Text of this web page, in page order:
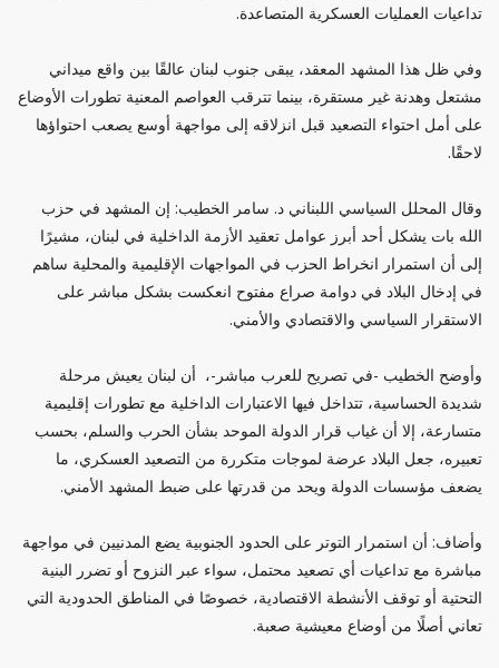
تداعيات العمليات العسكرية المتصاعدة.
وفي ظل هذا المشهد المعقد، يبقى جنوب لبنان عالقًا بين واقع ميداني
مشتعل وهدنة غير مستقرة، بينما تترقب العواصم المعنية تطورات الأوضاع
على أمل احتواء التصعيد قبل انزلاقه إلى مواجهة أوسع يصعب احتواؤها
لاحقًا.
وقال المحلل السياسي اللبناني د. سامر الخطيب: إن المشهد في حزب
الله بات يشكل أحد أبرز عوامل تعقيد الأزمة الداخلية في لبنان، مشيرًا
إلى أن استمرار انخراط الحزب في المواجهات الإقليمية والمحلية ساهم
في إدخال البلاد في دوامة صراع مفتوح انعكست بشكل مباشر على
الاستقرار السياسي والاقتصادي والأمني.
وأوضح الخطيب -في تصريح للعرب مباشر-، أن لبنان يعيش مرحلة
شديدة الحساسية، تتداخل فيها الاعتبارات الداخلية مع تطورات إقليمية
متسارعة، إلا أن غياب قرار الدولة الموحد بشأن الحرب والسلم، بحسب
تعبيره، جعل البلاد عرضة لموجات متكررة من التصعيد العسكري، ما
يضعف مؤسسات الدولة ويحد من قدرتها على ضبط المشهد الأمني.
وأضاف: أن استمرار التوتر على الحدود الجنوبية يضع المدنيين في مواجهة
مباشرة مع تداعيات أي تصعيد محتمل، سواء عبر النزوح أو تضرر البنية
التحتية أو توقف الأنشطة الاقتصادية، خصوصًا في المناطق الحدودية التي
تعاني أصلًا من أوضاع معيشية صعبة.